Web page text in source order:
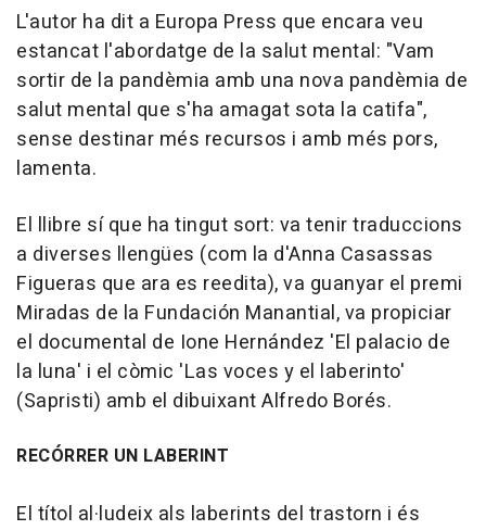
L'autor ha dit a Europa Press que encara veu
estancat l'abordatge de la salut mental: "Vam
sortir de la pandèmia amb una nova pandèmia de
salut mental que s'ha amagat sota la catifa",
sense destinar més recursos i amb més pors,
lamenta.
El llibre sí que ha tingut sort: va tenir traduccions
a diverses llengües (com la d'Anna Casassas
Figueras que ara es reedita), va guanyar el premi
Miradas de la Fundación Manantial, va propiciar
el documental de Ione Hernández 'El palacio de
la luna' i el còmic 'Las voces y el laberinto'
(Sapristi) amb el dibuixant Alfredo Borés.
RECÓRRER UN LABERINT
El títol al·ludeix als laberints del trastorn i és